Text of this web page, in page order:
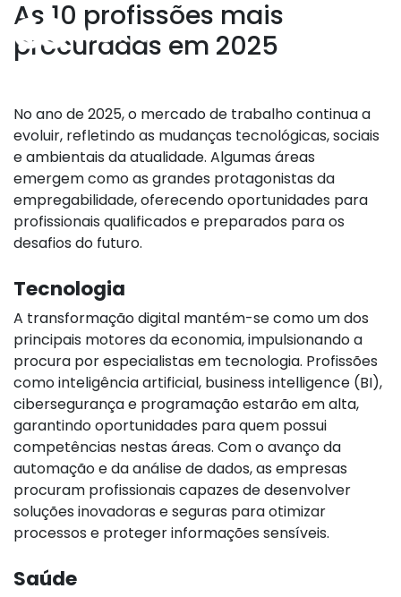
As 10 profissões mais
procuradas em 2025
No ano de 2025, o mercado de trabalho continua a
evoluir, refletindo as mudanças tecnológicas, sociais
e ambientais da atualidade. Algumas áreas
emergem como as grandes protagonistas da
empregabilidade, oferecendo oportunidades para
profissionais qualificados e preparados para os
desafios do futuro.
Tecnologia
A transformação digital mantém-se como um dos
principais motores da economia, impulsionando a
procura por especialistas em tecnologia. Profissões
como inteligência artificial, business intelligence (BI),
cibersegurança e programação estarão em alta,
garantindo oportunidades para quem possui
competências nestas áreas. Com o avanço da
automação e da análise de dados, as empresas
procuram profissionais capazes de desenvolver
soluções inovadoras e seguras para otimizar
processos e proteger informações sensíveis.
Saúde